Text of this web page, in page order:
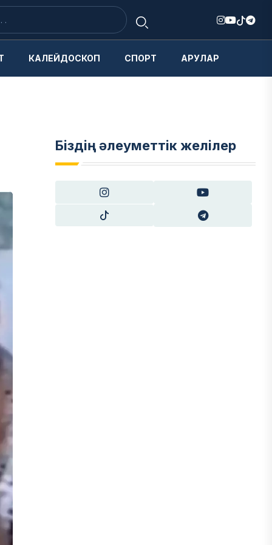
КАЛЕЙДОСКОП СПОРТ АРУЛАР
Біздің әлеуметтік желілер